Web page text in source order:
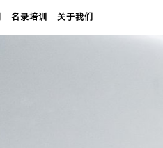
名录培训 关于我们